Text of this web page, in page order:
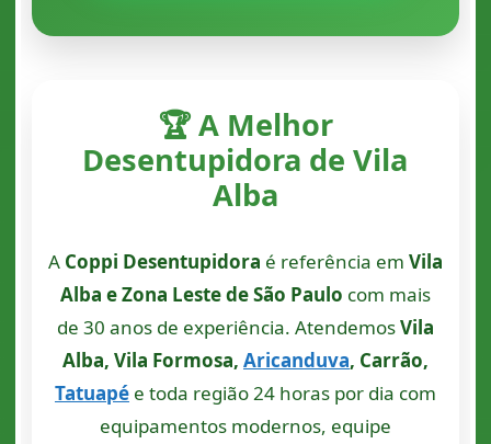
🏆 A Melhor
Desentupidora de Vila
Alba
A Coppi Desentupidora é referência em Vila
Alba e Zona Leste de São Paulo com mais
de 30 anos de experiência. AtendemosVila
Alba, Vila Formosa, Aricanduva, Carrão,
Tatuapée toda região 24 horas por dia com
equipamentos modernos, equipe